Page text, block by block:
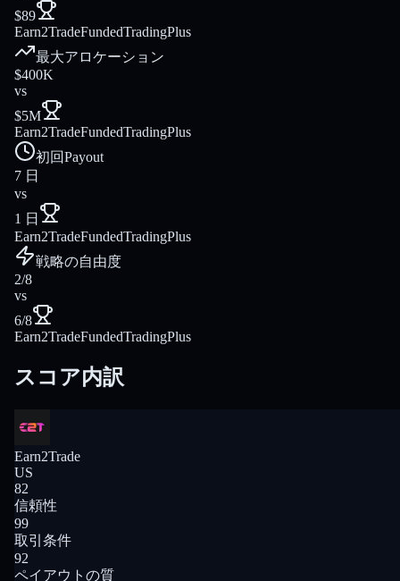
$89
Earn2TradeFundedTradingPlus
最大アロケーション
$400K
vs
$5M
Earn2TradeFundedTradingPlus
初回Payout
7 日
vs
1 日
Earn2TradeFundedTradingPlus
戦略の自由度
2/8
vs
6/8
Earn2TradeFundedTradingPlus
スコア内訳
Earn2Trade
US
82
信頼性
99
取引条件
92
ペイアウトの質